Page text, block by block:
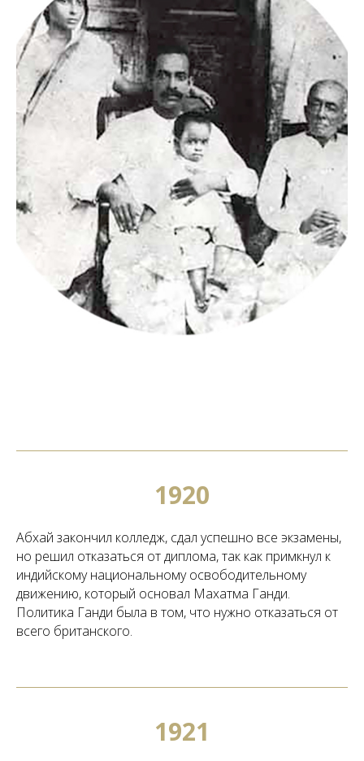
1920
Абхай закончил колледж, сдал успешно все экзамены,
но решил отказаться от диплома, так как примкнул к
индийскому национальному освободительному
движению, который основал Махатма Ганди.
Политика Ганди была в том, что нужно отказаться от
всего британского.
1921